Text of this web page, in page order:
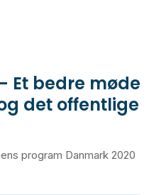
Et bedre møde
det offentlige
program Danmark 2020